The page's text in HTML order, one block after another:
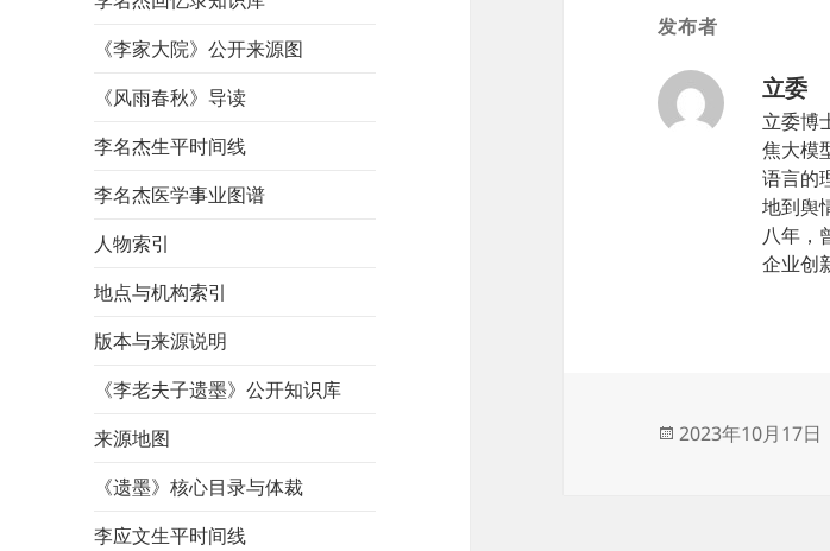
《李家大院》公开来源图
《风雨春秋》导读
李名杰生平时间线
李名杰医学事业图谱
人物索引
地点与机构索引
版本与来源说明
《李老夫子遗墨》公开知识库
来源地图
《遗墨》核心目录与体裁
李应文生平时间线
发布者
立委
立委博
焦大模
语言的
地到舆
八年，
企业创
发
2023年10月17日